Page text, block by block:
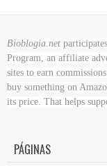
Bioblogia.net
Program, an affiliate
sites to earn
buy something on
its price. That helps
PÁGINAS